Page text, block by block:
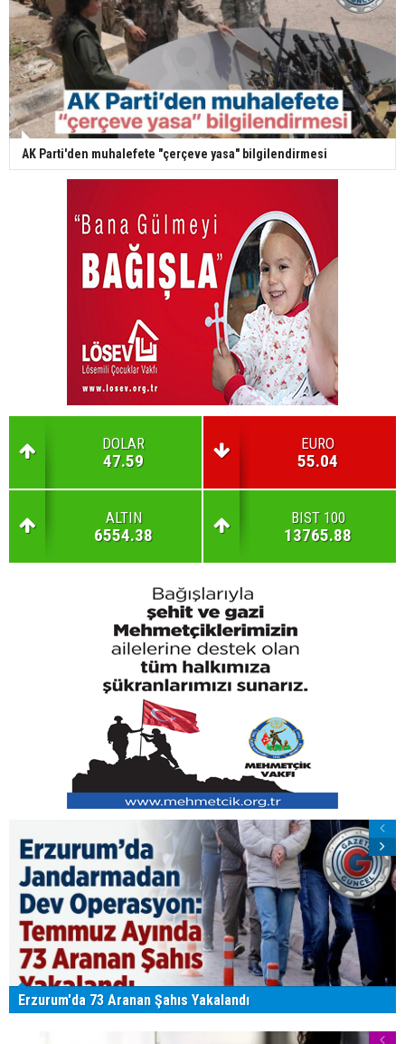
AK Parti'den muhalefete "çerçeve yasa" bilgilendirmesi
DOLAR
47.59
EURO
55.04
ALTIN
6554.38
BIST 100
13765.88
Erzurum'da 73 Aranan Şahıs Yakalandı